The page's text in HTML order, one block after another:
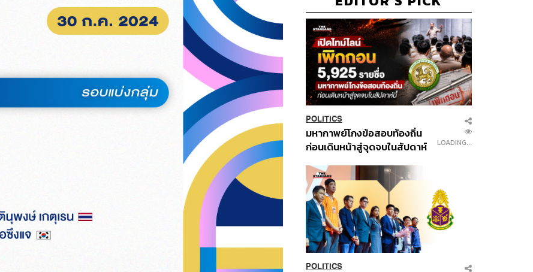
POLITICS
มหากาพย์โกงข้อสอบท้องถิ่น
ก่อนเดินหน้าสู่จุดจบในสัปดาห์
LOADING...
POLITICS